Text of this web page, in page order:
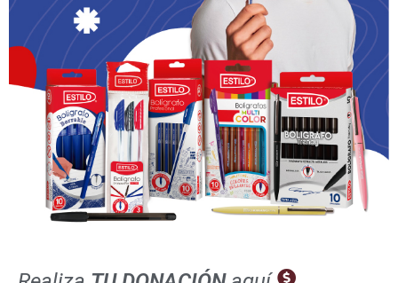
la Iglesia sigue siendo un faro de esperanza y “la fe
resiste”.